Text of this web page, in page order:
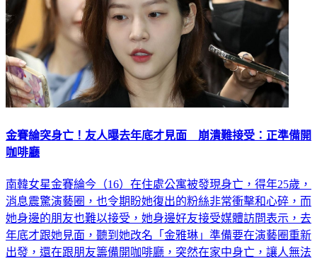
金賽綸突身亡！友人曝去年底才見面 崩潰難接受：正準備開
咖啡廳
南韓女星金賽綸今（16）在住處公寓被發現身亡，得年25歲，
消息震驚演藝圈，也令期盼她復出的粉絲非常衝擊和心碎，而
她身邊的朋友也難以接受，她身邊好友接受媒體訪問表示，去
年底才跟她見面，聽到她改名「金雅琳」準備要在演藝圈重新
出發，還在跟朋友籌備開咖啡廳，突然在家中身亡，讓人無法